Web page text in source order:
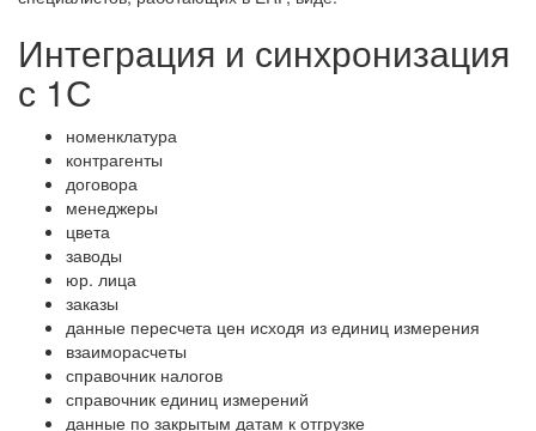
Интеграция и синхронизация
с 1С
номенклатура
контрагенты
договора
менеджеры
цвета
заводы
юр. лица
заказы
данные пересчета цен исходя из единиц измерения
взаиморасчеты
справочник налогов
справочник единиц измерений
данные по закрытым датам к отгрузке